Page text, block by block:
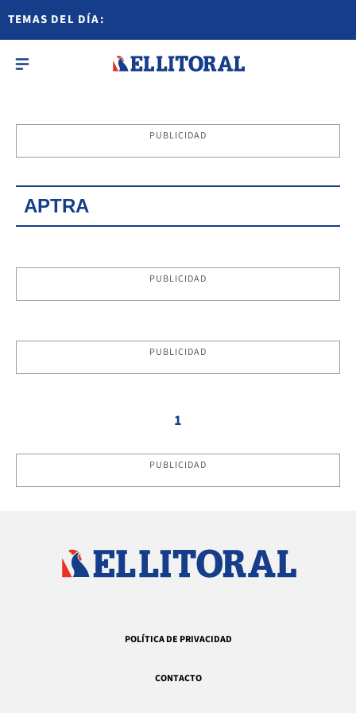
TEMAS DEL DÍA:
PUBLICIDAD
APTRA
PUBLICIDAD
PUBLICIDAD
1
PUBLICIDAD
POLÍTICA DE PRIVACIDAD
CONTACTO